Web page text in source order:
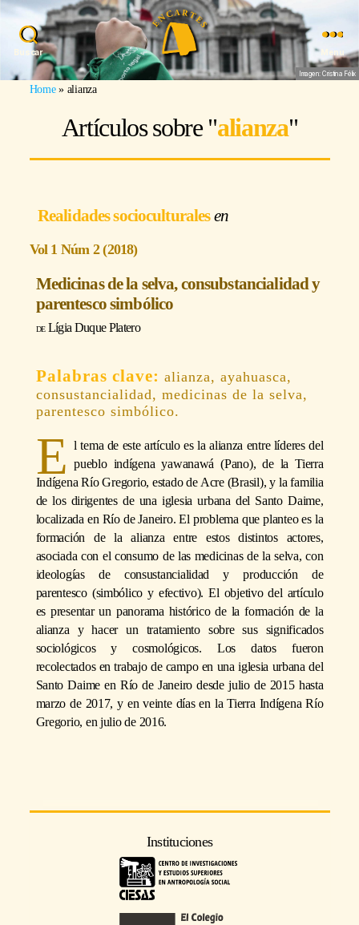
Buscar
Imagen: Cristina Félix
Home» alianza
Artículos sobre "alianza"
Realidades socioculturales
Vol 1 Núm 2 (2018)
Medicinas de la selva, consubstancialidad y
parentesco simbólico
Lígia Duque Platero
alianza, ayahuasca,
consustancialidad, medicinas de la selva,
parentesco simbólico.
E
l tema de este artículo es la alianza entre líderes del
pueblo indígena yawanawá (Pano), de la Tierra
Indígena Río Gregorio, estado de Acre (Brasil), y la familia
de los dirigentes de una iglesia urbana del Santo Daime,
localizada en Río de Janeiro. El problema que planteo es la
formación de la alianza entre estos distintos actores,
asociada con el consumo de las medicinas de la selva, con
ideologías de consustancialidad y producción de
parentesco (simbólico y efectivo). El objetivo del artículo
es presentar un panorama histórico de la formación de la
alianza y hacer un tratamiento sobre sus significados
sociológicos y cosmológicos. Los datos fueron
recolectados en trabajo de campo en una iglesia urbana del
Santo Daime en Río de Janeiro desde julio de 2015 hasta
marzo de 2017, y en veinte días en la Tierra Indígena Río
Gregorio, en julio de 2016.
Instituciones